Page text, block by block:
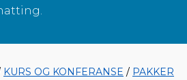
KURS OG KONFERANSE / PAKKER